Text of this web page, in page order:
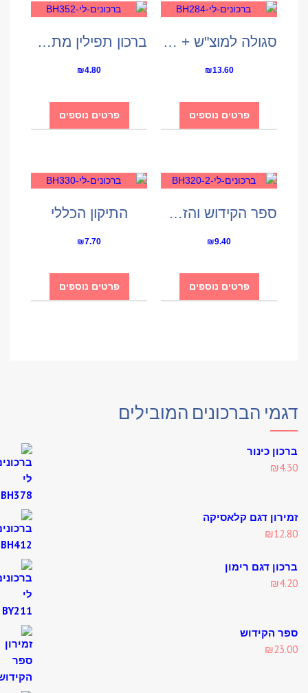
סגולה למוצ"ש + בשמים
₪
פרטים נוספים
ברכון תפילין מתקפל
₪
פרטים נוספים
ספר הקידוש והזמירות
₪
פרטים נוספים
התיקון הכללי
₪
פרטים נוספים
הברכונים המובילים
כינור
₪
דגם קלאסיקה
₪
דגם רימון
₪
הקידוש
₪